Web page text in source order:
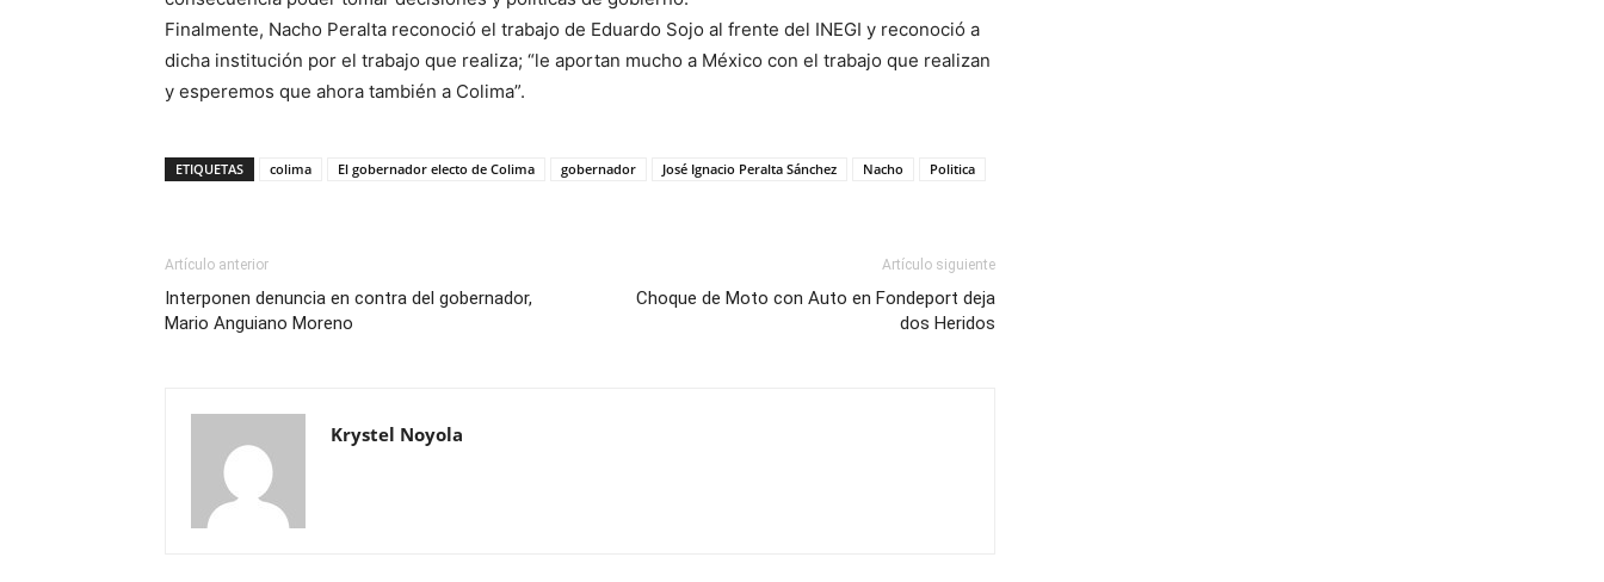
Finalmente, Nacho Peralta reconoció el trabajo de Eduardo Sojo al frente del INEGI y reconoció a
dicha institución por el trabajo que realiza; “le aportan mucho a México con el trabajo que realizan
y esperemos que ahora también a Colima”.
ETIQUETAS colima El gobernador electo de Colima gobernador José Ignacio Peralta Sánchez Nacho Politica
Artículo anterior
Interponen denuncia en contra del gobernador,
Mario Anguiano Moreno
Artículo siguiente
Choque de Moto con Auto en Fondeport deja
dos Heridos
Krystel Noyola